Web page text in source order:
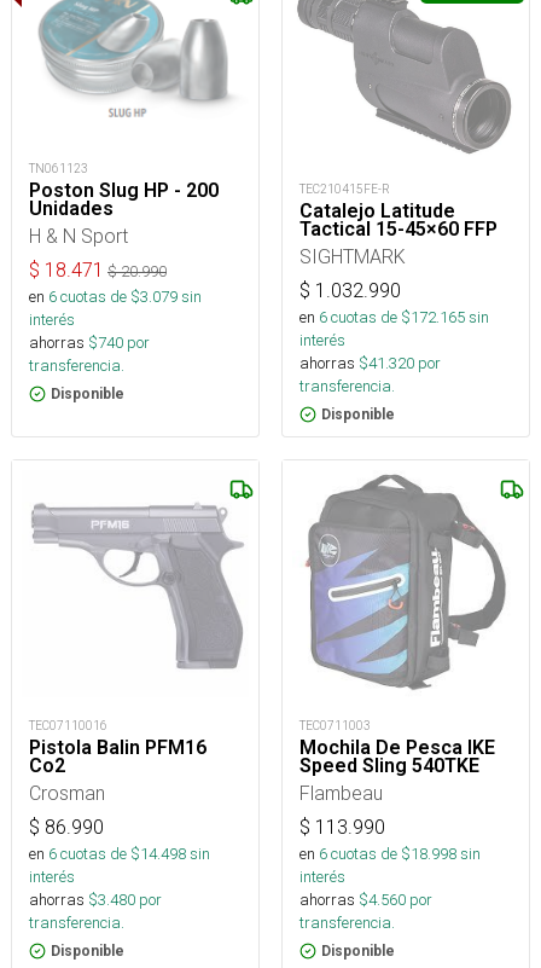
TN061123
Poston Slug HP - 200
Unidades
H & N Sport
$ 18.471 $20.990
en 6cuotas de $3.079sin
interés
ahorras $740 por
transferencia.
Disponible
TEC210415FE-R
Catalejo Latitude
Tactical 15-45×60 FFP
SIGHTMARK
$ 1.032.990
en 6cuotas de $172.165sin
interés
ahorras $41.320 por
transferencia.
Disponible
TEC07110016
Pistola Balin PFM16
Co2
Crosman
$ 86.990
en 6cuotas de $14.498sin
interés
ahorras $3.480 por
transferencia.
Disponible
TEC0711003
Mochila De Pesca IKE
Speed Sling 540TKE
Flambeau
$ 113.990
en 6cuotas de $18.998sin
interés
ahorras $4.560 por
transferencia.
Disponible